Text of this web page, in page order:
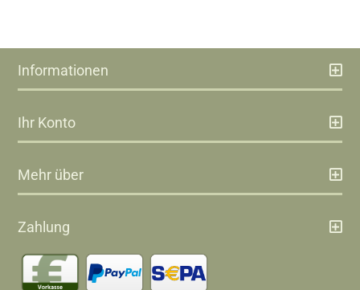
Informationen
Ihr Konto
Mehr über
Zahlung